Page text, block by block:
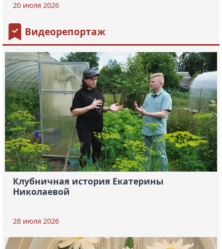
20 июля 2026
Видеорепортаж
Клубничная история Екатерины
Николаевой
28 июля 2026